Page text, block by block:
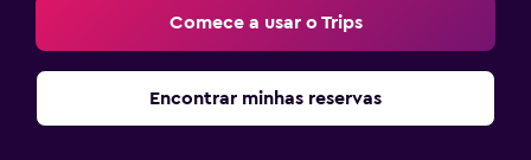
Comece a usar o Trips
Encontrar minhas reservas